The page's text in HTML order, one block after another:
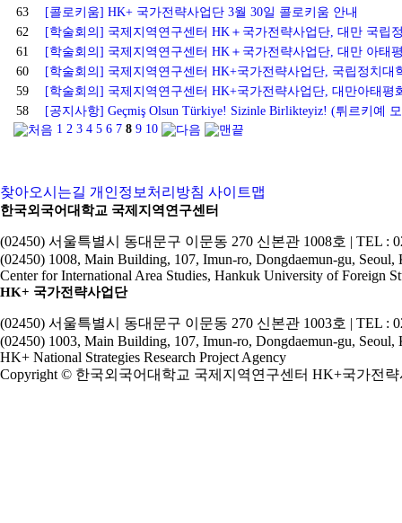
63
[콜로키움] HK+ 국가전략사업단 3월 30일 콜로키움 안내
62
[학술회의] 국제지역연구센터 HK＋국가전략사업단, 대만 국립
61
[학술회의] 국제지역연구센터 HK＋국가전략사업단, 대만 아태
60
[학술회의] 국제지역연구센터 HK+국가전략사업단, 국립정치
59
[학술회의] 국제지역연구센터 HK+국가전략사업단, 대만아태평
58
[공지사항] Geçmiş Olsun Türkiye! Sizinle Birlikteyiz! (튀르키예
1 2 3 4 5 6 7 8 9 10
찾아오시는길 개인정보처리방침 사이트맵
한국외국어대학교 국제지역연구센터
(02450) 서울특별시 동대문구 이문동 270 신본관 1008호 | TEL :
(02450) 1008, Main Building, 107, Imun-ro, Dongdaemun-gu, Seoul,
Center for International Area Studies, Hankuk University of Foreign
HK+ 국가전략사업단
(02450) 서울특별시 동대문구 이문동 270 신본관 1003호 | TEL :
(02450) 1003, Main Building, 107, Imun-ro, Dongdaemun-gu, Seoul,
HK+ National Strategies Research Project Agency
Copyright © 한국외국어대학교 국제지역연구센터 HK+국가전